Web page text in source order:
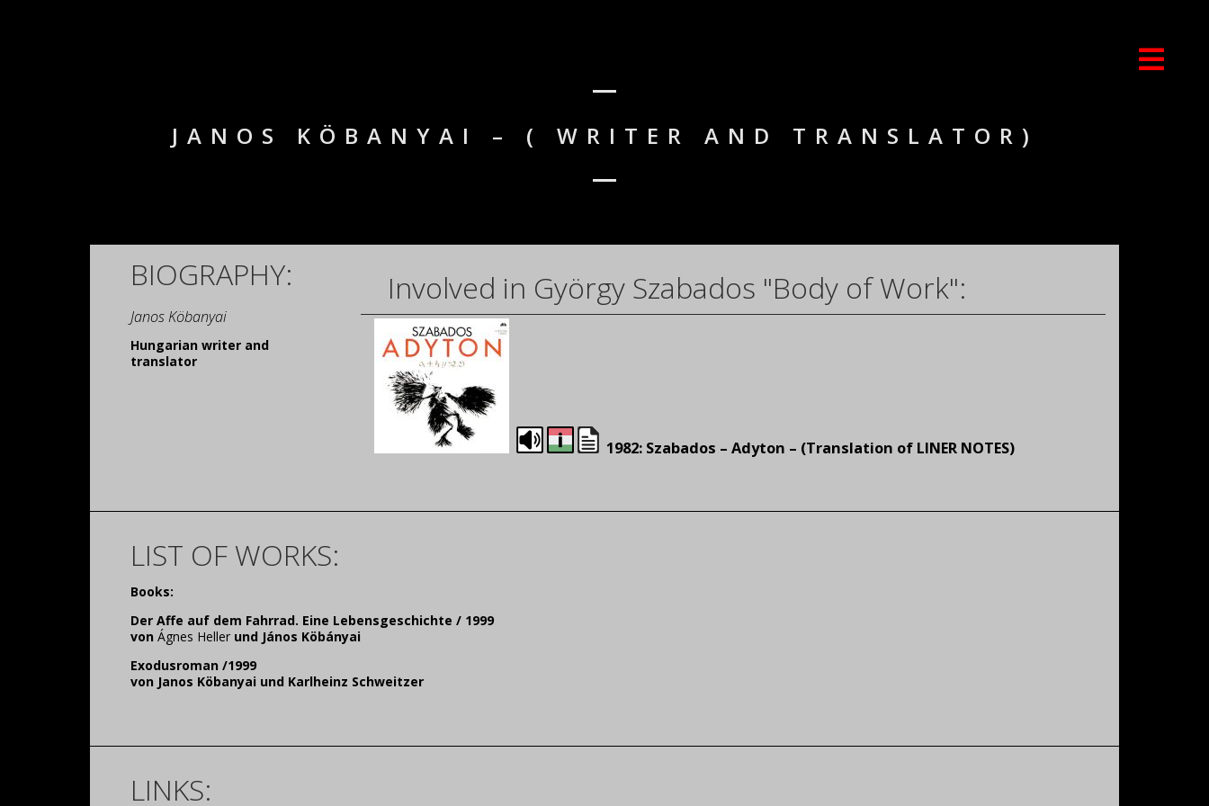
JANOS KÖBANYAI – ( WRITER AND TRANSLATOR)
BIOGRAPHY:
Janos Köbanyai
Hungarian writer and
translator
Involved in György Szabados "Body of Work":
1982: Szabados – Adyton – (Translation of LINER NOTES)
LIST OF WORKS:
Books:
Der Affe auf dem Fahrrad. Eine Lebensgeschichte / 1999
von Ágnes Heller und János Köbányai
Exodusroman /1999
von Janos Köbanyai und Karlheinz Schweitzer
LINKS: